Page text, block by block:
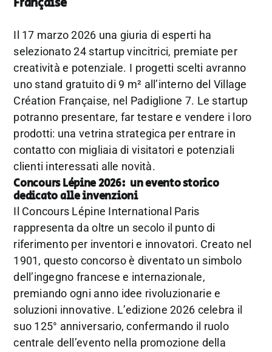
Il 17 marzo 2026 una giuria di esperti ha
selezionato 24 startup vincitrici, premiate per
creatività e potenziale. I progetti scelti avranno
uno stand gratuito di 9 m² all’interno del Village
Création Française, nel Padiglione 7. Le startup
potranno presentare, far testare e vendere i loro
prodotti: una vetrina strategica per entrare in
contatto con migliaia di visitatori e potenziali
clienti interessati alle novità.
Concours Lépine 2026: un evento storico
dedicato alle invenzioni
Il Concours Lépine International Paris
rappresenta da oltre un secolo il punto di
riferimento per inventori e innovatori. Creato nel
1901, questo concorso è diventato un simbolo
dell’ingegno francese e internazionale,
premiando ogni anno idee rivoluzionarie e
soluzioni innovative. L’edizione 2026 celebra il
suo 125° anniversario, confermando il ruolo
centrale dell’evento nella promozione della